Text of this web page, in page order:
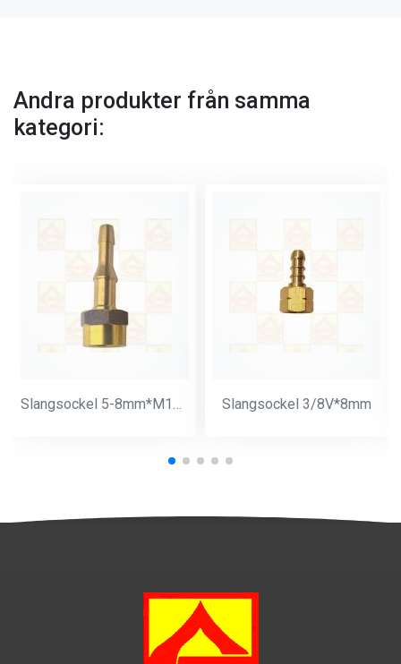
Andra produkter från samma
kategori:
Slangsockel 5-8mm*M14*1 Slangsockel 3/8V*8mm